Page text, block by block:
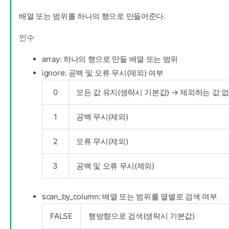
배열 또는 범위를 하나의 행으로 만들어준다.
인수
array: 하나의 행으로 만들 배열 또는 범위
ignore: 공백 및 오류 무시(제외) 여부
0
모든 값 유지(생략시 기본값) → 제외하는 값
1 공백 무시(제외)
2 오류 무시(제외)
3 공백 및 오류 무시(제외)
scan_by_column: 배열 또는 범위를 열별로 검색 여부
FALSE
행방향으로 검색(생략시 기본값)